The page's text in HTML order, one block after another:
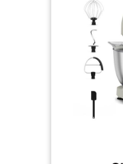
Tous sont
besoins. ➕ |
comprend un
transforme
fabriquer
saucisseuse